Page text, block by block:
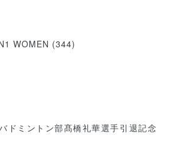
WOMEN (344)
ドミントン部髙橋礼華選手引退記念